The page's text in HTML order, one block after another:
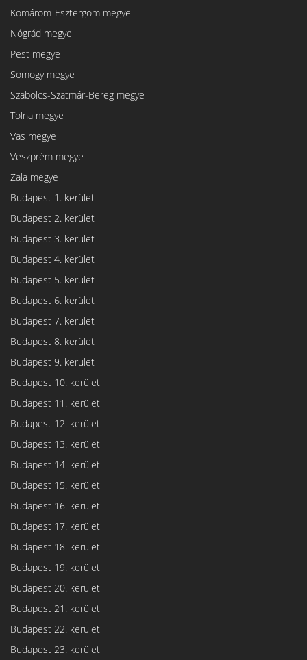
Komárom-Esztergom megye
Nógrád megye
Pest megye
Somogy megye
Szabolcs-Szatmár-Bereg megye
Tolna megye
Vas megye
Veszprém megye
Zala megye
Budapest 1. kerület
Budapest 2. kerület
Budapest 3. kerület
Budapest 4. kerület
Budapest 5. kerület
Budapest 6. kerület
Budapest 7. kerület
Budapest 8. kerület
Budapest 9. kerület
Budapest 10. kerület
Budapest 11. kerület
Budapest 12. kerület
Budapest 13. kerület
Budapest 14. kerület
Budapest 15. kerület
Budapest 16. kerület
Budapest 17. kerület
Budapest 18. kerület
Budapest 19. kerület
Budapest 20. kerület
Budapest 21. kerület
Budapest 22. kerület
Budapest 23. kerület